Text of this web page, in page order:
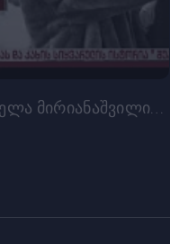
ბელა მირიანაშვილის და კახი კავსაძის სიყვარულის ისტორია